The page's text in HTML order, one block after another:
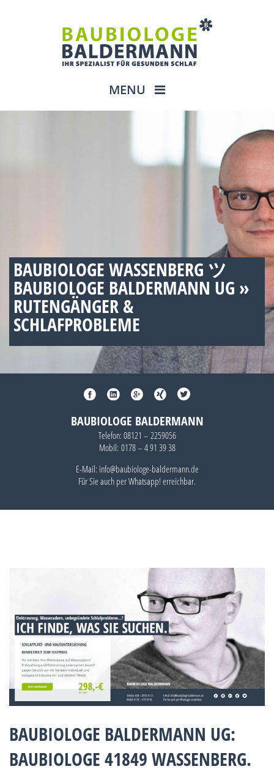
MENU
BAUBIOLOGE WASSENBERG ツ
BAUBIOLOGE BALDERMANN UG »
RUTENGÄNGER &
SCHLAFPROBLEME
BAUBIOLOGE BALDERMANN
Telefon: 08121 – 2259056
Mobil: 0178 – 4 91 39 38
E-Mail: info@baubiologe-baldermann.de
Für Sie auch perWhatsapp!erreichbar.
BAUBIOLOGE BALDERMANN UG:
BAUBIOLOGE 41849 WASSENBERG.